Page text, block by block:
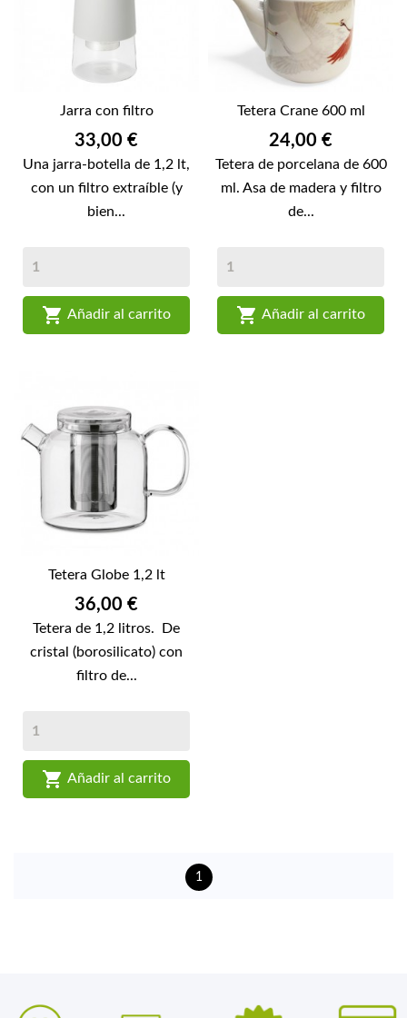
Jarra con filtro
Precio
33,00 €
Una jarra-botella de 1,2 lt,
con un filtro extraíble (y
bien...
 Añadir al carrito
Tetera Crane 600 ml
Precio
24,00 €
Tetera de porcelana de 600
ml. Asa de madera y filtro
de...
 Añadir al carrito
Tetera Globe 1,2 lt
Precio
36,00 €
Tetera de 1,2 litros. De
cristal (borosilicato) con
filtro de...
 Añadir al carrito
1